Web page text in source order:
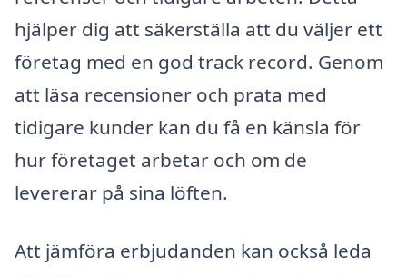
hjälper dig att säkerställa att du väljer ett
företag med en god track record. Genom
att läsa recensioner och prata med
tidigare kunder kan du få en känsla för
hur företaget arbetar och om de
levererar på sina löften.
Att jämföra erbjudanden kan också leda